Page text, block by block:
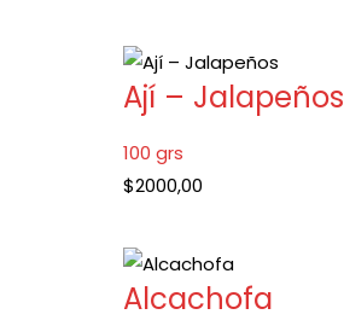
Ají – Jalapeños
100 grs
$2000,00
Alcachofa